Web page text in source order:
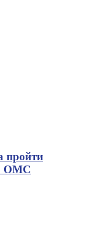
пройти
ОМС